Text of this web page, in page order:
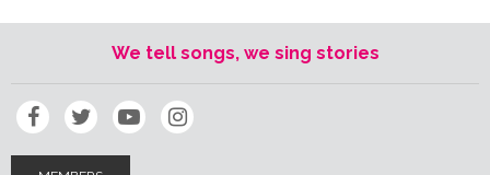
We tell songs, we sing stories